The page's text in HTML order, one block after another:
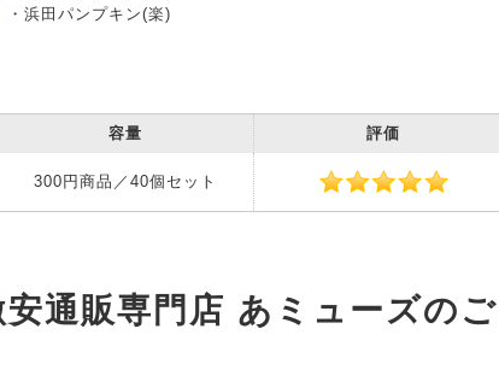
・浜田パンプキン(楽)
容量 評価
300円商品／40個セット
通販専門店 あミューズのご